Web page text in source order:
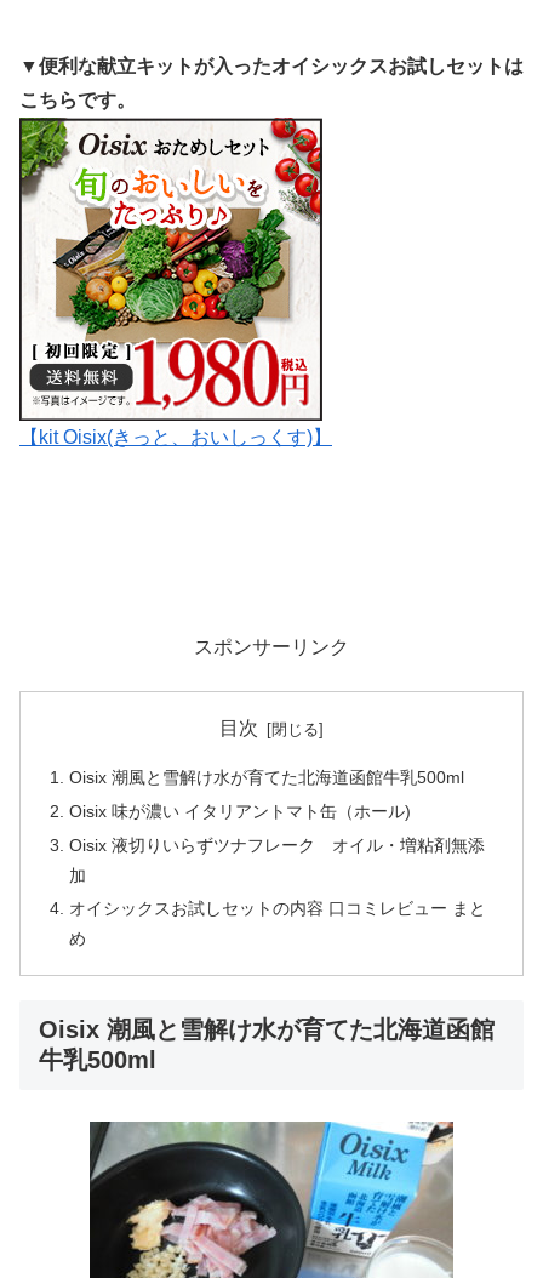
▼便利な献立キットが入ったオイシックスお試しセットは
こちらです。
【kit Oisix(きっと、おいしっくす)】
スポンサーリンク
目次
Oisix 潮風と雪解け水が育てた北海道函館牛乳500ml
Oisix 味が濃い イタリアントマト缶（ホール)
Oisix 液切りいらずツナフレーク オイル・増粘剤無添
加
オイシックスお試しセットの内容 口コミレビュー まと
め
Oisix 潮風と雪解け水が育てた北海道函館
牛乳500ml